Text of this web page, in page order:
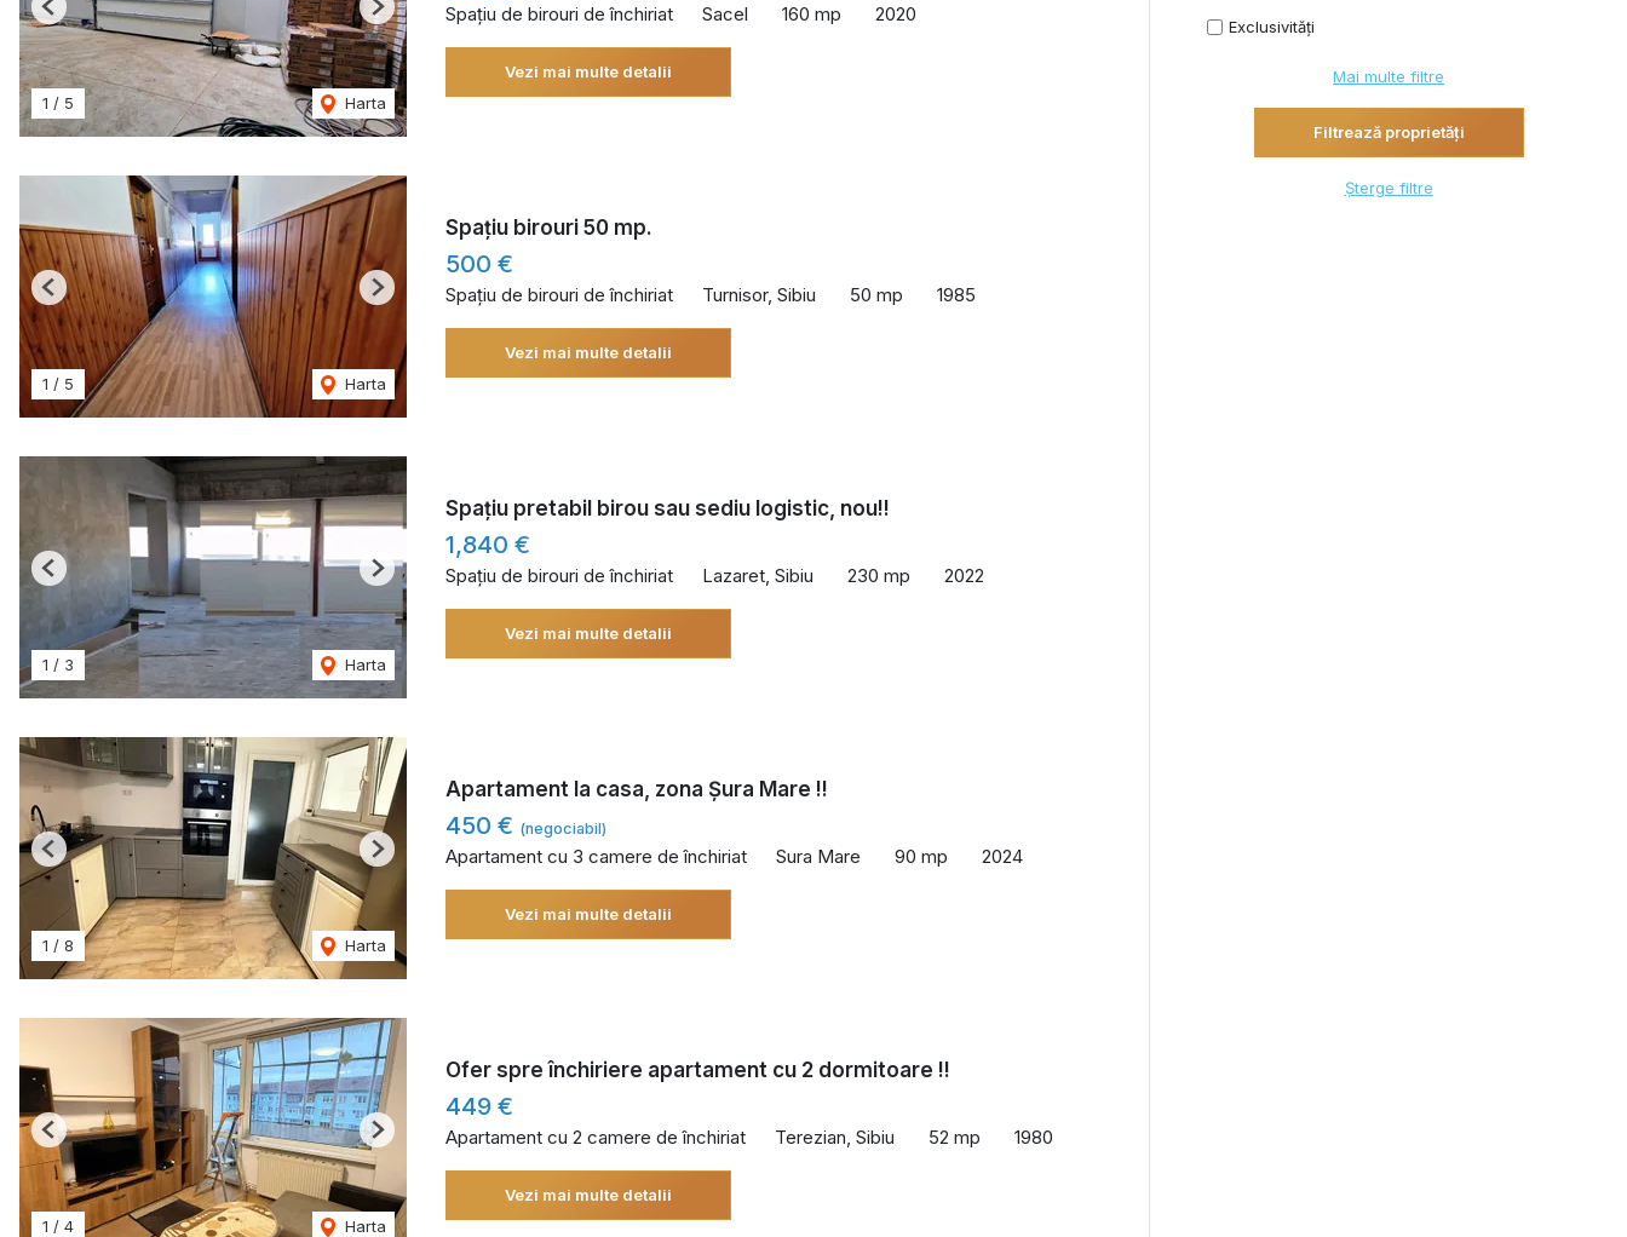
1 / 5 Harta
Previous Next Spațiu de birouri de închiriat Sacel 160 mp 2020
Vezi mai multe detalii
1 / 5 Harta
Previous Next
Spațiu birouri 50 mp.
500 €
Spațiu de birouri de închiriat Turnisor, Sibiu 50 mp 1985
Vezi mai multe detalii
1 / 3 Harta
Previous Next
Spațiu pretabil birou sau sediu logistic, nou!!
1,840 €
Spațiu de birouri de închiriat Lazaret, Sibiu 230 mp 2022
Vezi mai multe detalii
1 / 8 Harta
Previous Next
Apartament la casa, zona Șura Mare !!
450 € (negociabil)
Apartament cu 3 camere de închiriat Sura Mare 90 mp 2024
Vezi mai multe detalii
1 / 4 Harta
Previous Next
Ofer spre închiriere apartament cu 2 dormitoare !!
449 €
Apartament cu 2 camere de închiriat Terezian, Sibiu 52 mp 1980
Vezi mai multe detalii
Exclusivități
Mai multe filtre
Șterge filtre